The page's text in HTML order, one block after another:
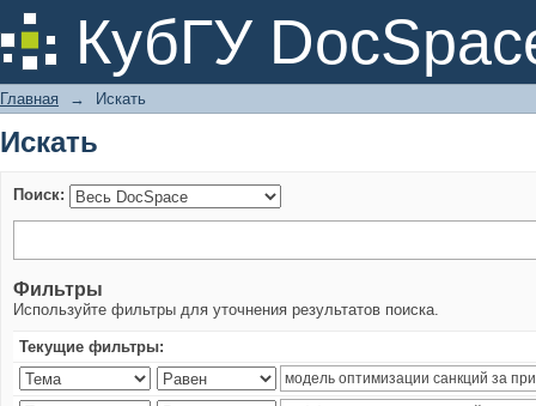
КубГУ
Искать
Главная → Искать
Искать
Поиск:
Фильтры
Используйте фильтры для уточнения результатов поиска.
Текущие фильтры: